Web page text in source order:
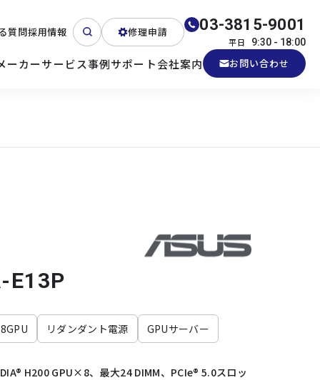
質問採用情報 修理申請 03-3815-9001
平日 9:30 - 18:00
産業用PC
ーカーサービス事例サポート会社案内 お問い合わせ
E13P
8GPU リダンダント電源 GPUサーバー
H200 GPU×8、最大24 DIMM、PCIe® 5.0スロッ